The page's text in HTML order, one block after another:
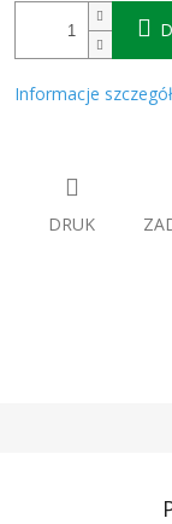
Informacje
DRUK